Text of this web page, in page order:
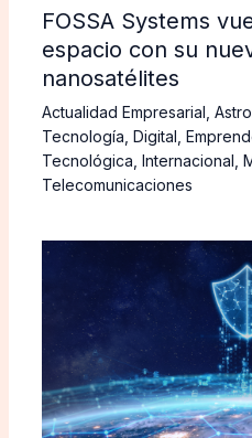
FOSSA Systems
espacio con su
nanosatélites
Actualidad Empresarial
Tecnología Digital
Tecnológica Internacional
Telecomunicaciones